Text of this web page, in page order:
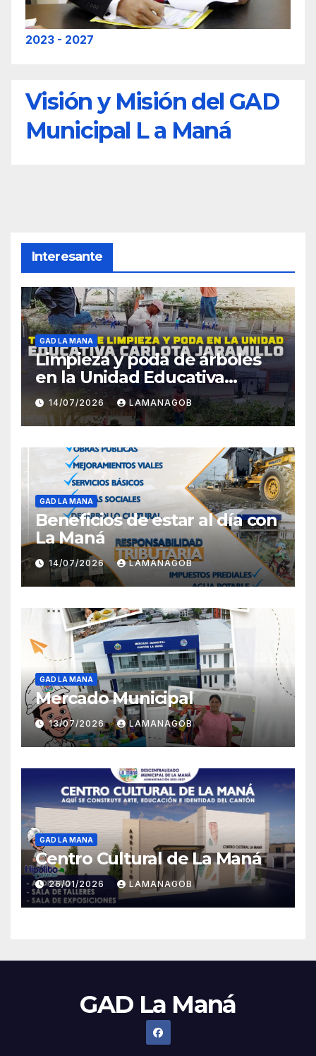
2023 - 2027
Visión y Misión del GAD
Municipal L a Maná
Interesante
GAD LA MANA
Limpieza y poda de árboles
en la Unidad Educativa
Carlota Jaramillo
14/07/2026 LAMANAGOB
GAD LA MANA
Beneficios de estar al día con
La Maná
14/07/2026 LAMANAGOB
GAD LA MANA
Mercado Municipal
13/07/2026 LAMANAGOB
GAD LA MANA
Centro Cultural de La Maná
26/01/2026 LAMANAGOB
GAD La Maná